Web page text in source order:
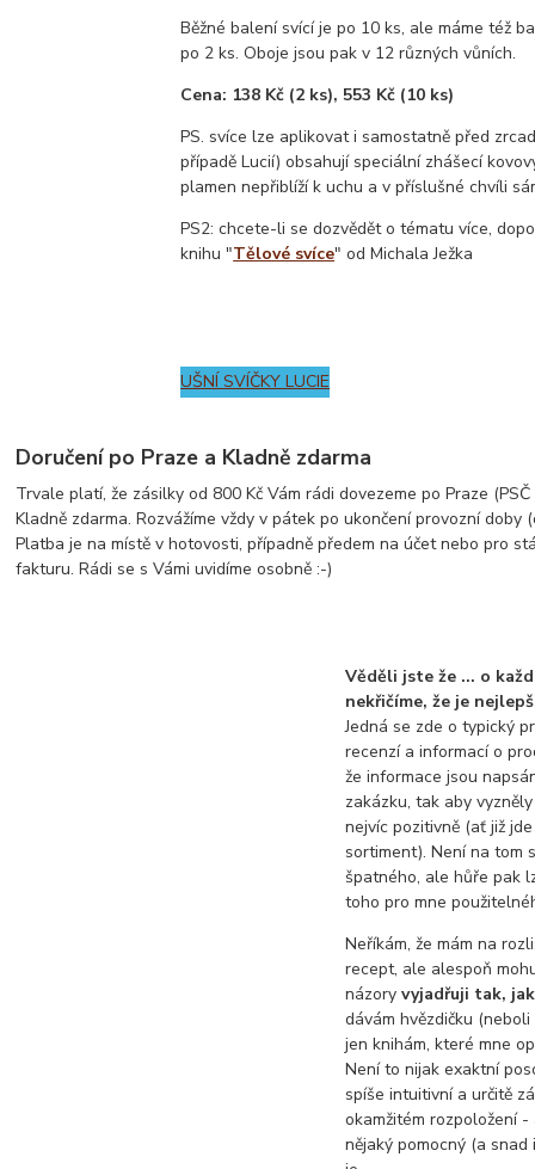
Běžné balení svící je po 10 ks, ale máme též
po 2 ks. Oboje jsou pak v 12 různých vůních.
Cena: 138 Kč (2 ks), 553 Kč (10 ks)
PS. svíce lze aplikovat i samostatně před
případě Lucií) obsahují speciální zhášecí
plamen nepřiblíží k uchu a v příslušné chvíli
PS2: chcete-li se dozvědět o tématu více,
knihu "Tělové svíce" od Michala Ježka
UŠNÍ SVÍČKY LUCIE
Doručení po Praze a Kladně zdarma
Trvale platí, že zásilky od 800 Kč Vám rádi dovezeme po Praze
Kladně zdarma. Rozvážíme vždy v pátek po ukončení provozní doby
Platba je na místě v hotovosti, případně předem na účet nebo pro
fakturu. Rádi se s Vámi uvidíme osobně :-)
Věděli jste že ... o
nekřičíme, že je
Jedná se zde o typický
recenzí a informací o
že informace jsou
zakázku, tak aby
nejvíc pozitivně (ať již
sortiment). Není na tom
špatného, ale hůře pak
toho pro mne
Neříkám, že mám na
recept, ale alespoň
názoryvyjadřuji tak,
dávám hvězdičku
jen knihám, které mne
Není to nijak exaktní
spíše intuitivní a určitě
okamžitém rozpoložení
nějaký pomocný (a snad